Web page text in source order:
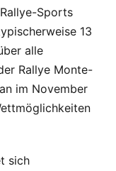
Sports
13
alle
Rallye Monte-
im November
sich